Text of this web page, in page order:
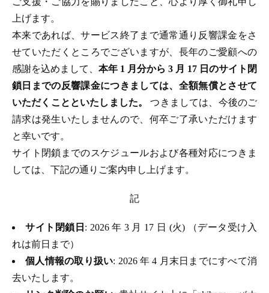
上げます。
本来であれば、サービス終了まで通常通り反響課金をさ
せていただくところでございますが、長年のご愛顧への
感謝を込めまして、 本年 1 月分から 3 月 17 日のサイト閉
鎖日までの反響課金につきましては、全額無償とさせて
いただくことといたしました。つきましては、今後のご
請求は発生いたしませんので、何卒ご了承いただけます
と幸いです。
サイト閉鎖までのスケジュールおよび各種対応につきま
しては、下記の通りご案内申し上げます。
記
サイト閉鎖日 : 2026 年 3 月 17 日 (火) （データ受け入
れは前日まで）
個人情報の取り扱い: 2026 年 4 月末日までにすべて消
去いたします。